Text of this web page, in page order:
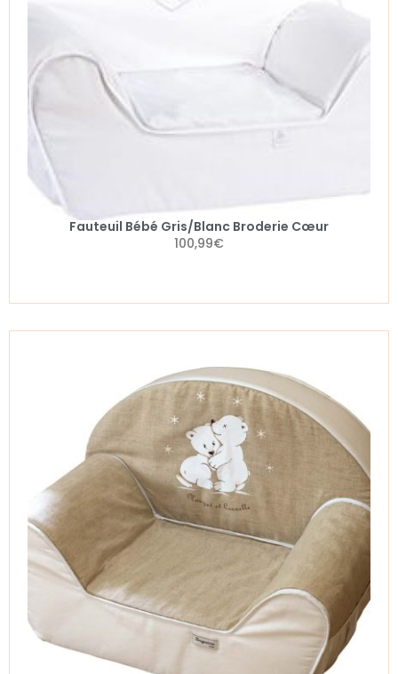
Fauteuil Bébé Gris/Blanc Broderie Cœur
100,99€